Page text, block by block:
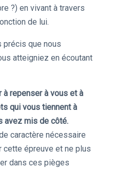
?) en vivant à travers
de lui.
que nous
atteigniez en écoutant
à repenser à vous et à
qui vous tiennent à
avez mis de côté.
caractère nécessaire
cette épreuve et ne plus
dans ces pièges